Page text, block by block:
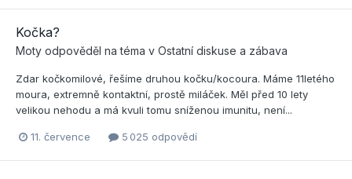
Kočka?
Moty odpověděl na téma v Ostatní diskuse a zábava
Zdar kočkomilové, řešíme druhou kočku/kocoura. Máme 11letého
moura, extremně kontaktní, prostě miláček. Měl před 10 lety
velikou nehodu a má kvuli tomu sníženou imunitu, není...
11. července 5 025 odpovědí